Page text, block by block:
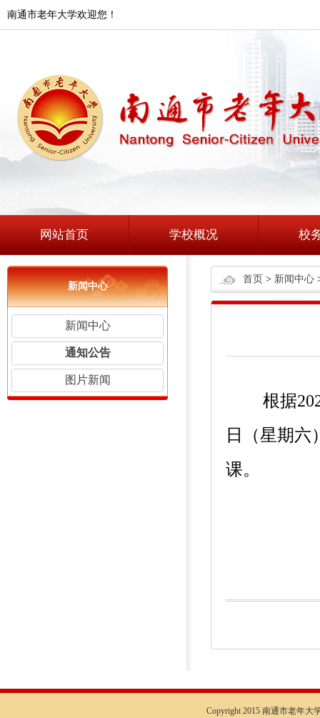
南通市老年大学欢迎您！
网站首页 学校概况 校
新闻中心
新闻中心
通知公告
图片新闻
首页 > 新闻中心
根据
日（星期六
课。
Copyright 2015 南通市老年大